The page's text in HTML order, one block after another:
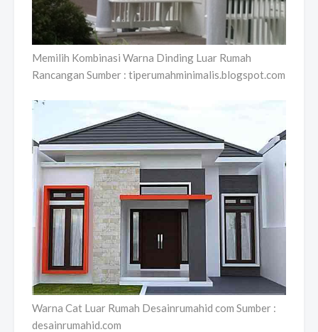
Memilih Kombinasi Warna Dinding Luar Rumah
Rancangan Sumber : tiperumahminimalis.blogspot.com
Warna Cat Luar Rumah Desainrumahid com Sumber :
desainrumahid.com